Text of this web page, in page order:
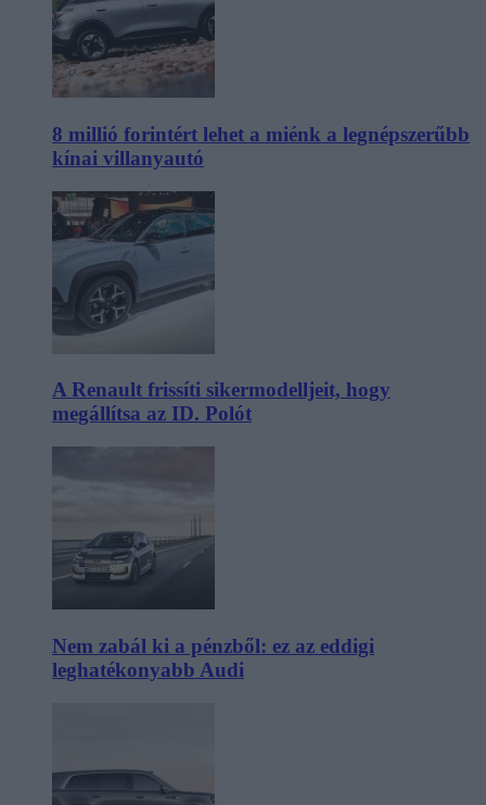
8 millió forintért lehet a miénk a legnépszerűbb
kínai villanyautó
A Renault frissíti sikermodelljeit, hogy
megállítsa az ID. Polót
Nem zabál ki a pénzből: ez az eddigi
leghatékonyabb Audi